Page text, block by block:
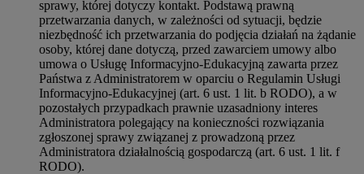
sprawy, której dotyczy kontakt. Podstawą prawną
przetwarzania danych, w zależności od sytuacji, będzie
niezbędność ich przetwarzania do podjęcia działań na żądanie
osoby, której dane dotyczą, przed zawarciem umowy albo
umowa o Usługę Informacyjno-Edukacyjną zawarta przez
Państwa z Administratorem w oparciu o Regulamin Usługi
Informacyjno-Edukacyjnej (art. 6 ust. 1 lit. b RODO), a w
pozostałych przypadkach prawnie uzasadniony interes
Administratora polegający na konieczności rozwiązania
zgłoszonej sprawy związanej z prowadzoną przez
Administratora działalnością gospodarczą (art. 6 ust. 1 lit. f
RODO).